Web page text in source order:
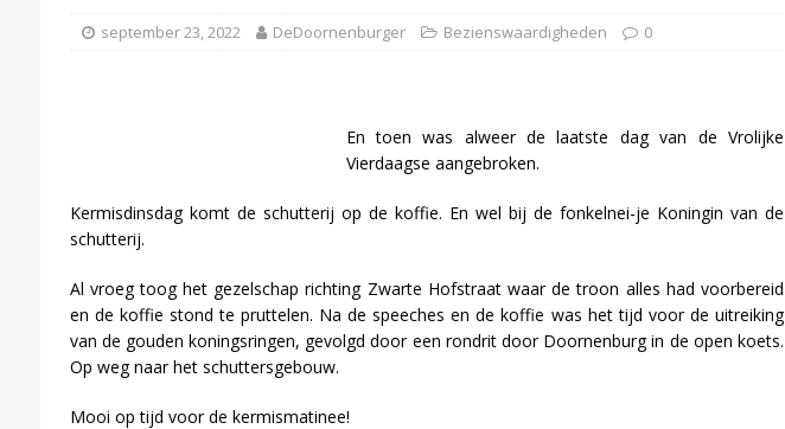
september 23, 2022 DeDoornenburger Bezienswaardigheden 0
En toen was alweer de laatste dag van de Vrolijke
Vierdaagse aangebroken.
Kermisdinsdag komt de schutterij op de koffie. En wel bij de fonkelnei-je Koningin van de
schutterij.
Al vroeg toog het gezelschap richting Zwarte Hofstraat waar de troon alles had voorbereid
en de koffie stond te pruttelen. Na de speeches en de koffie was het tijd voor de uitreiking
van de gouden koningsringen, gevolgd door een rondrit door Doornenburg in de open koets.
Op weg naar het schuttersgebouw.
Mooi op tijd voor de kermismatinee!